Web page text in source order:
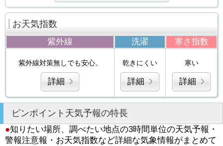
お天気指数
紫外線 洗濯 寒さ指数
紫外線対策無しでも安心。
詳細
乾きにくい
詳細
寒い
詳細
ピンポイント天気予報の特長
●知りたい場所、調べたい地点の3時間単位の天気予報・
警報注意報・お天気指数など詳細な気象情報がまとめて